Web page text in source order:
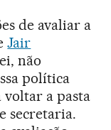
de avaliar a
Jair
não
política
a pasta
secretaria.